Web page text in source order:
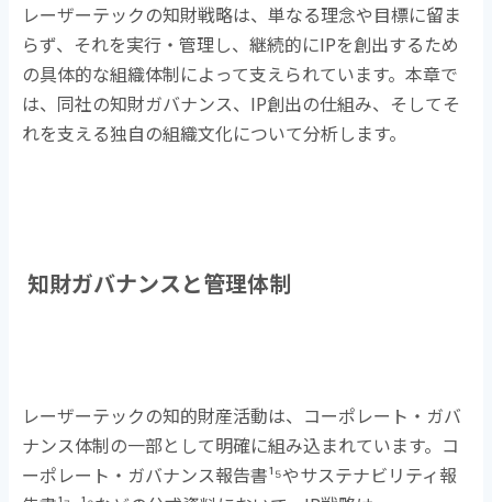
レーザーテックの知財戦略は、単なる理念や目標に留ま
らず、それを実行・管理し、継続的にIPを創出するため
の具体的な組織体制によって支えられています。本章で
は、同社の知財ガバナンス、 IP創出の仕組み、そしてそ
れを支える独自の組織文化について分析します。
知財ガバナンスと管理体制
レーザーテックの知的財産活動は、コーポレート・ガバ
ナンス体制の一部として明確に組み込まれています。コ
ーポレート・ガバナンス報告書¹⁵やサステナビリティ報